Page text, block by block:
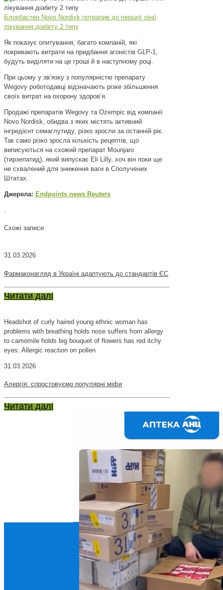
Блокбастер Novo Nordisk потрапив до першої лінії
лікування діабету 2 типу
Як показує опитування, багато компаній, які
покривають витрати на придбання агоністів GLP-1,
будуть виділяти на це гроші й в наступному році.
При цьому у звʼязку з популярністю препарату
Wegovy роботодавці відзначають різке збільшення
своїх витрат на охорону здоровʼя.
Продажі препаратів Wegovy та Ozempic від компанії
Novo Nordisk, обидва з яких містять активний
інгредієнт семаглутиду, різко зросли за останній рік.
Так само різко зросла кількість рецептів, що
виписуються на схожий препарат Mounjaro
(тирзепатид), який випускає Eli Lilly, хоч він поки ще
не схвалений для зниження ваги в Сполучених
Штатах.
Джерела: Endpoints news Reuters
Схожі записи
31.03.2026
Фармаконагляд в Україні адаптують до стандартів ЄС
Читати далі
Headshot of curly haired young ethnic woman has
problems with breathing holds nose suffers from allergy
to camomile holds big bouquet of flowers has red itchy
eyes. Allergic reaction on pollen
31.03.2026
Алергія: спростовуємо популярні міфи
Читати далі